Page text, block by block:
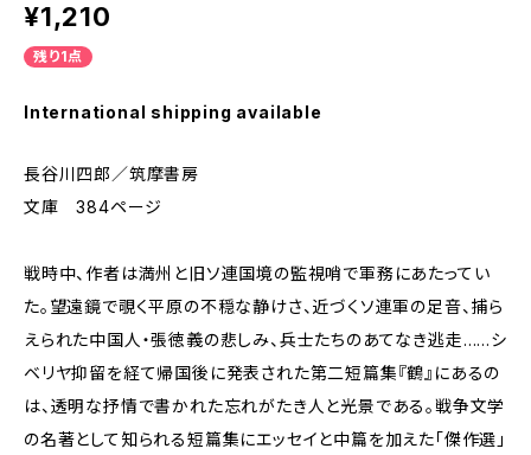
¥1,210
残り1点
International shipping available
長谷川四郎／筑摩書房
文庫 384ページ
戦時中、作者は満州と旧ソ連国境の監視哨で軍務にあたってい
た。望遠鏡で覗く平原の不穏な静けさ、近づくソ連軍の足音、捕ら
えられた中国人・張徳義の悲しみ、兵士たちのあてなき逃走……シ
ベリヤ抑留を経て帰国後に発表された第二短篇集『鶴』にあるの
は、透明な抒情で書かれた忘れがたき人と光景である。戦争文学
の名著として知られる短篇集にエッセイと中篇を加えた「傑作選」